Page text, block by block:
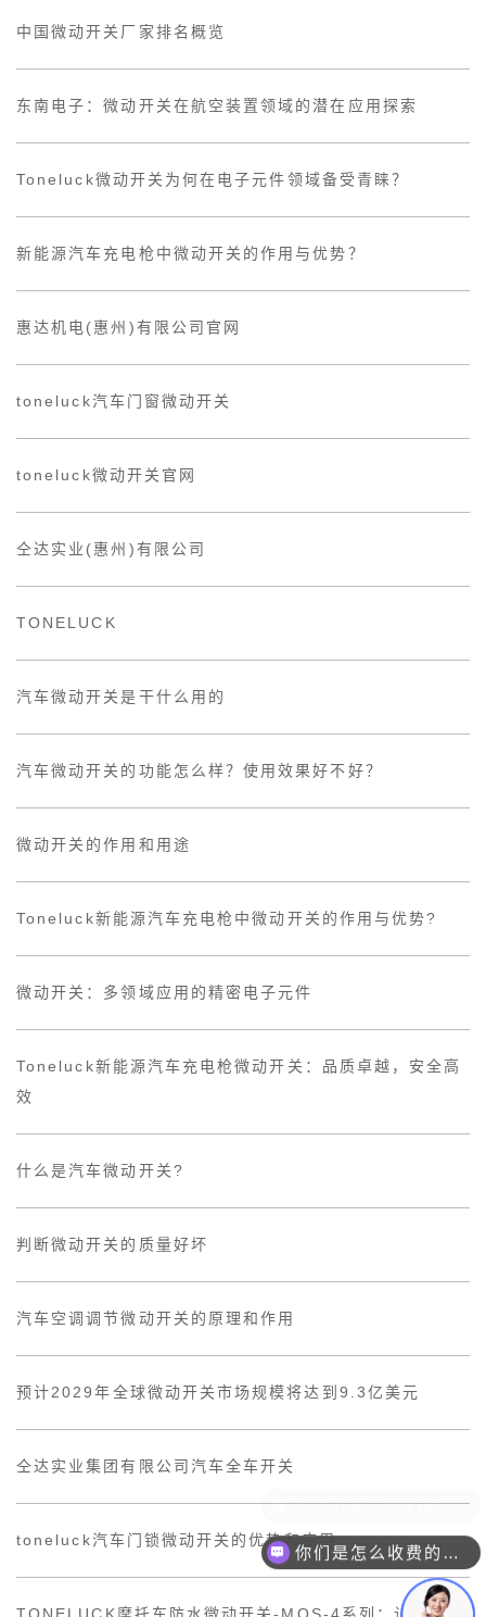
中国微动开关厂家排名概览
东南电子：微动开关在航空装置领域的潜在应用探索
Toneluck微动开关为何在电子元件领域备受青睐？
新能源汽车充电枪中微动开关的作用与优势？
惠达机电(惠州)有限公司官网
toneluck汽车门窗微动开关
toneluck微动开关官网
仝达实业(惠州)有限公司
TONELUCK
汽车微动开关是干什么用的
汽车微动开关的功能怎么样？使用效果好不好？
微动开关的作用和用途
Toneluck新能源汽车充电枪中微动开关的作用与优势?
微动开关：多领域应用的精密电子元件
Toneluck新能源汽车充电枪微动开关：品质卓越，安全高
效
什么是汽车微动开关?
判断微动开关的质量好坏
汽车空调调节微动开关的原理和作用
预计2029年全球微动开关市场规模将达到9.3亿美元
仝达实业集团有限公司汽车全车开关
toneluck汽车门锁微动开关的优势和应用